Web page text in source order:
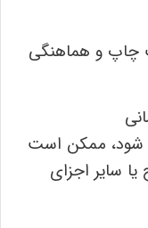
چاپ و هماهنگی
ممکن است
سایر اجزای